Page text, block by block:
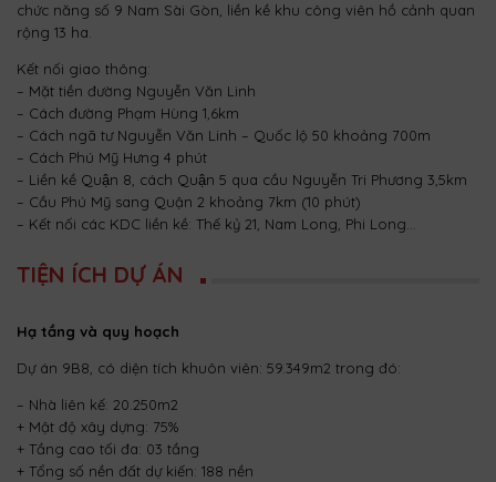
chức năng số 9 Nam Sài Gòn, liền kề khu công viên hồ cảnh quan
rộng 13 ha.
Kết nối giao thông:
– Mặt tiền đường Nguyễn Văn Linh
– Cách đường Phạm Hùng 1,6km
– Cách ngã tư Nguyễn Văn Linh – Quốc lộ 50 khoảng 700m
– Cách Phú Mỹ Hưng 4 phút
– Liền kề Quận 8, cách Quận 5 qua cầu Nguyễn Tri Phương 3,5km
– Cầu Phú Mỹ sang Quận 2 khoảng 7km (10 phút)
– Kết nối các KDC liền kề: Thế kỷ 21, Nam Long, Phi Long…
TIỆN ÍCH DỰ ÁN
Hạ tầng và quy hoạch
Dự án 9B8, có diện tích khuôn viên: 59.349m2 trong đó:
– Nhà liên kế: 20.250m2
+ Mật độ xây dựng: 75%
+ Tầng cao tối đa: 03 tầng
+ Tổng số nền đất dự kiến: 188 nền